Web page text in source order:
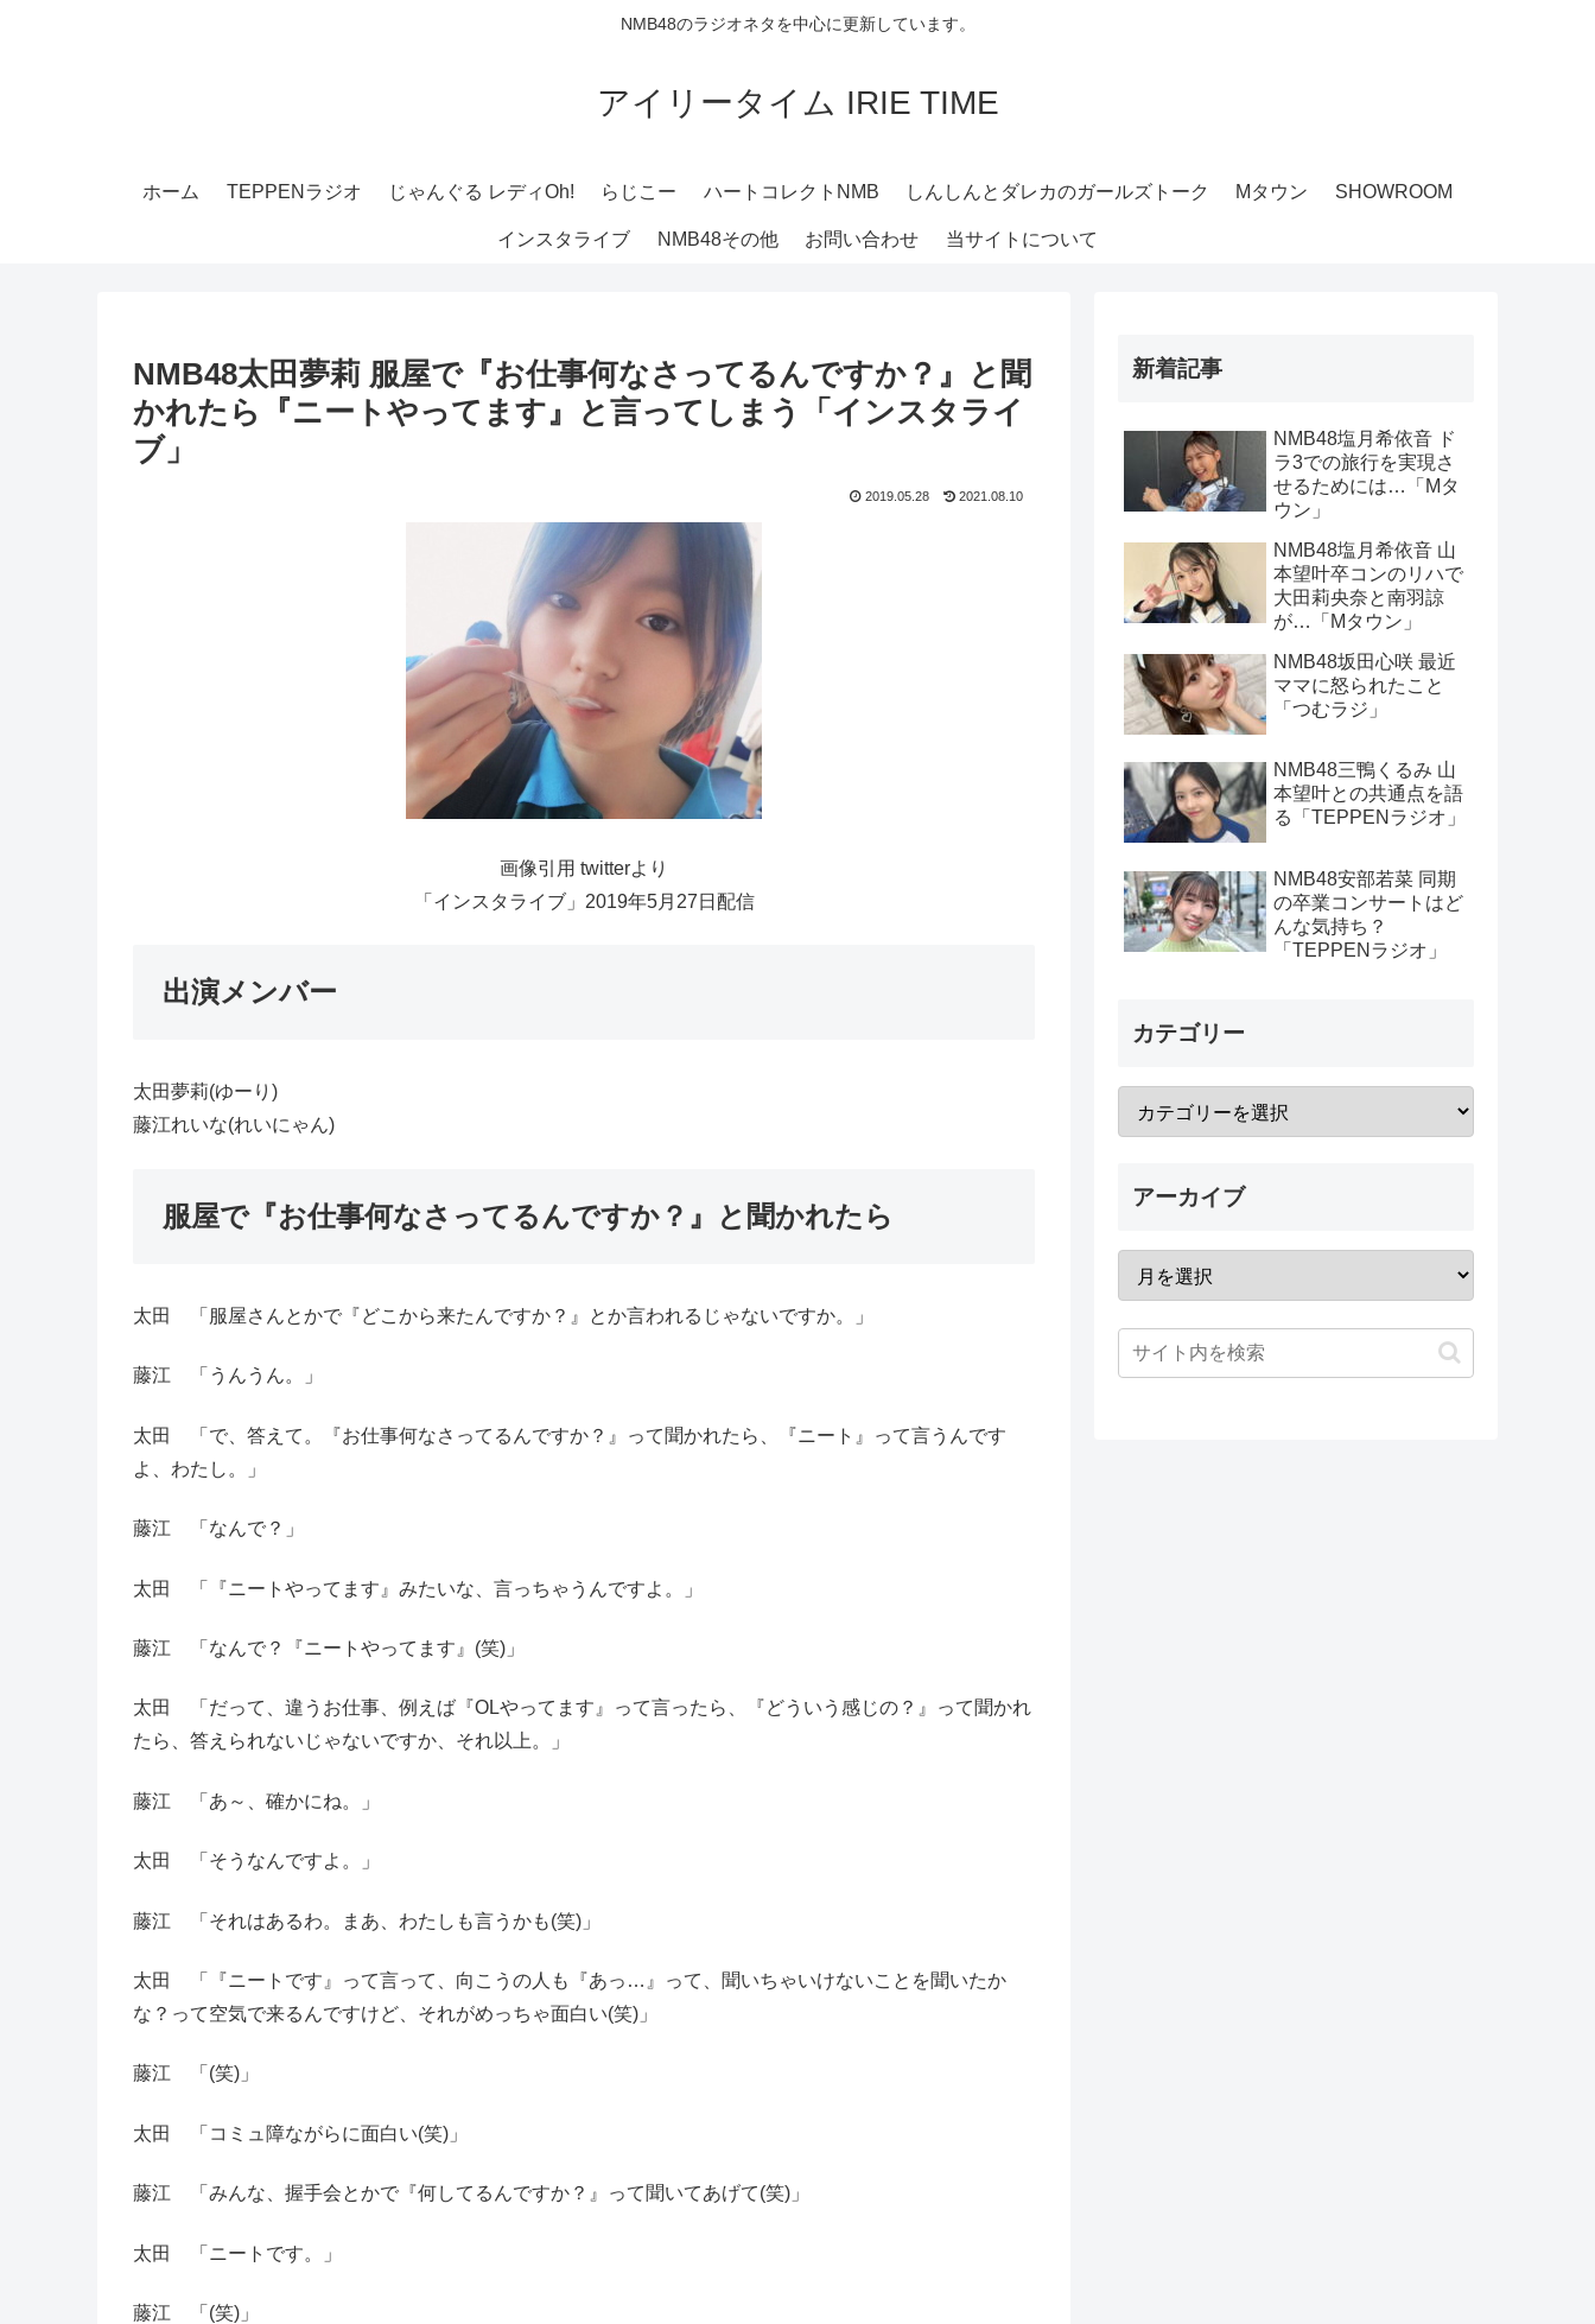
NMB48のラジオネタを中心に更新しています。
アイリータイム IRIE TIME
ホーム TEPPENラジオ じゃんぐる レディOh! らじこー ハートコレクトNMB しんしんとダレカのガールズトーク Mタウン SHOWROOM
インスタライブ NMB48その他 お問い合わせ 当サイトについて
NMB48太田夢莉 服屋で『お仕事何なさってるんですか？』と聞
かれたら『ニートやってます』と言ってしまう「インスタライ
ブ」
2019.05.28 2021.08.10
画像引用 twitterより
「インスタライブ」2019年5月27日配信
出演メンバー
太田夢莉(ゆーり)
藤江れいな(れいにゃん)
服屋で『お仕事何なさってるんですか？』と聞かれたら
太田 「服屋さんとかで『どこから来たんですか？』とか言われるじゃないですか。」
藤江 「うんうん。」
太田 「で、答えて。『お仕事何なさってるんですか？』って聞かれたら、『ニート』って言うんです
よ、わたし。」
藤江 「なんで？」
太田 「『ニートやってます』みたいな、言っちゃうんですよ。」
藤江 「なんで？『ニートやってます』(笑)」
太田 「だって、違うお仕事、例えば『OLやってます』って言ったら、『どういう感じの？』って聞かれ
たら、答えられないじゃないですか、それ以上。」
藤江 「あ～、確かにね。」
太田 「そうなんですよ。」
藤江 「それはあるわ。まあ、わたしも言うかも(笑)」
太田 「『ニートです』って言って、向こうの人も『あっ…』って、聞いちゃいけないことを聞いたか
な？って空気で来るんですけど、それがめっちゃ面白い(笑)」
藤江 「(笑)」
太田 「コミュ障ながらに面白い(笑)」
藤江 「みんな、握手会とかで『何してるんですか？』って聞いてあげて(笑)」
太田 「ニートです。」
藤江 「(笑)」
新着記事
NMB48塩月希依音 ド
ラ3での旅行を実現さ
せるためには…「Mタ
ウン」
NMB48塩月希依音 山
本望叶卒コンのリハで
大田莉央奈と南羽諒
が…「Mタウン」
NMB48坂田心咲 最近
ママに怒られたこと
「つむラジ」
NMB48三鴨くるみ 山
本望叶との共通点を語
る「TEPPENラジオ」
NMB48安部若菜 同期
の卒業コンサートはど
んな気持ち？
「TEPPENラジオ」
カテゴリー
アーカイブ